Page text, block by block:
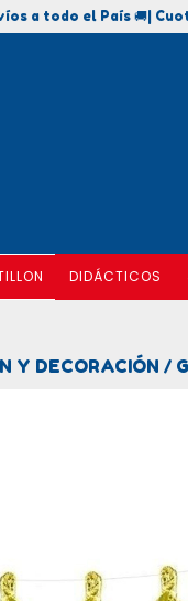
a todo el País 🚚|
DIDÁCTICOS
Y DECORACIÓN /